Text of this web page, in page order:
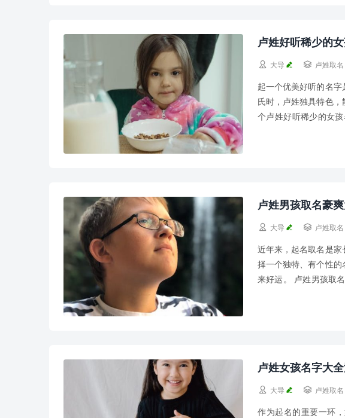
卢姓好听稀少的
 大导  卢姓取名
起一个优美好听的名
氏时，卢姓独具特色
个卢姓好听稀少的女
卢姓男孩取名豪
 大导  卢姓取名
近年来，起名取名是
择一个独特、有个性
来好运。 卢姓男孩取
卢姓女孩名字大
 大导  卢姓取名
作为起名的重要一环